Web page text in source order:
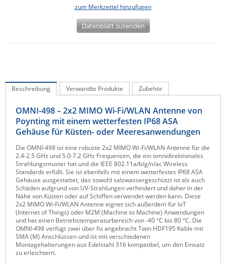
Power Kingdom
Raritan
Riello UPS
Server Technology
Siretta
SIRIO Antenne
Sunbird
Tactical Software
TEKTELIC
Teltonika
zum Merkzettel hinzufügen
Datenblatt zusenden
Beschreibung Verwandte Produkte Zubehör
OMNI-498 – 2x2 MIMO Wi-Fi/WLAN Antenne von
Poynting mit einem wetterfesten IP68 ASA
Gehäuse für Küsten- oder Meeresanwendungen
Die OMNI-498 ist eine robuste 2x2 MIMO Wi-Fi/WLAN Antenne für die
2.4-2.5 GHz und 5.0-7.2 GHz Frequenzen, die ein omnidirektionales
Strahlungsmuster hat und die IEEE 802.11a/b/g/n/ac Wireless
Standards erfüllt. Sie ist ebenfalls mit einem wetterfestes IP68 ASA
Gehäuse ausgestattet, das sowohl salzwassergeschützt ist als auch
Schäden aufgrund von UV-Strahlungen verhindert und daher in der
Nähe von Küsten oder auf Schiffen verwendet werden kann. Diese
2x2 MIMO Wi-Fi/WLAN Antenne eignet sich außerdem für IoT
(Internet of Things) oder M2M (Machine to Machine) Anwendungen
und hat einen Betriebstemperaturbereich von -40 °C bis 80 °C. Die
OMNI-498 verfügt zwei über fix angebracht Twin HDF195 Kable mit
SMA (M) Anschlüssen und ist mit verschiedenen
Montagehalterungen aus Edelstahl 316 kompatibel, um den Einsatz
zu erleichtern.